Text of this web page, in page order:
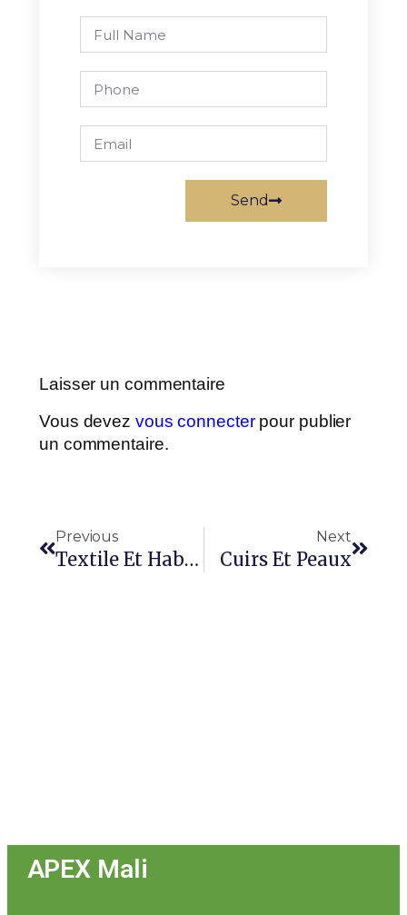
Send
Laisser un commentaire
Vous devez vous connecterpour publier
un commentaire.
Previous
Textile Et Habillements
Next
Cuirs Et Peaux
APEX Mali